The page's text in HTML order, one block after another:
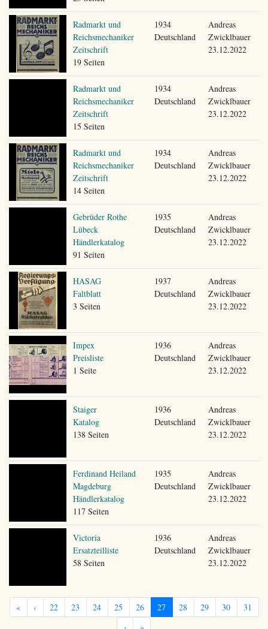
Radmarkt und
Reichsmechaniker
Zeitschrift
19 Seiten
1934
Deutschland
Andreas
Zwicklbauer
23.12.2022
Radmarkt und
Reichsmechaniker
Zeitschrift
15 Seiten
1934
Deutschland
Andreas
Zwicklbauer
23.12.2022
Radmarkt und
Reichsmechaniker
Zeitschrift
14 Seiten
1934
Deutschland
Andreas
Zwicklbauer
23.12.2022
Gebrüder Rothe
Lübeck
Händlerkatalog
91 Seiten
1935
Deutschland
Andreas
Zwicklbauer
23.12.2022
HASAG
Faltblatt
3 Seiten
1937
Deutschland
Andreas
Zwicklbauer
23.12.2022
Impex
Preisliste
1 Seite
1936
Deutschland
Andreas
Zwicklbauer
23.12.2022
Staiger
Katalog
138 Seiten
1936
Deutschland
Andreas
Zwicklbauer
23.12.2022
Ferdinand Heiland
Magdeburg
Händlerkatalog
117 Seiten
1935
Deutschland
Andreas
Zwicklbauer
23.12.2022
Victoria
Ersatzteilliste
58 Seiten
1936
Deutschland
Andreas
Zwicklbauer
23.12.2022
« ‹ 22 23 24 25 26 27 28 29 30
31
›
»